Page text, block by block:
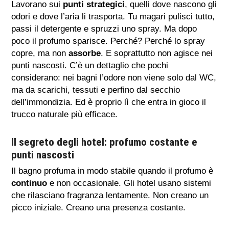
Lavorano sui punti strategici, quelli dove nascono gli
odori e dove l’aria li trasporta. Tu magari pulisci tutto,
passi il detergente e spruzzi uno spray. Ma dopo
poco il profumo sparisce. Perché? Perché lo spray
copre, ma nonassorbe. E soprattutto non agisce nei
punti nascosti. C’è un dettaglio che pochi
considerano: nei bagni l’odore non viene solo dal WC,
ma da scarichi, tessuti e perfino dal secchio
dell’immondizia. Ed è proprio lì che entra in gioco il
trucco naturale più efficace.
Il segreto degli hotel: profumo costante e
punti nascosti
Il bagno profuma in modo stabile quando il profumo è
continuo e non occasionale. Gli hotel usano sistemi
che rilasciano fragranza lentamente. Non creano un
picco iniziale. Creano una presenza costante.